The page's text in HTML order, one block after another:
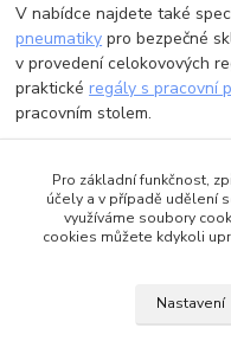
V nabídce najdete také
pneumatiky pro bezpečné
v provedení celokovových
praktickéregály s pracovní
pracovním stolem.
regál do garáže,regál do
šanony, u nás najdete
Pro základní funkčnost,
účely a v případě udělení
využíváme soubory
cookies můžete kdykoli
Nastavení